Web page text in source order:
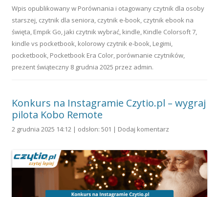
Wpis opublikowany w Porównania i otagowany czytnik dla osoby
starszej, czytnik dla seniora, czytnik e-book, czytnik ebook na
święta, Empik Go, jaki czytnik wybrać, kindle, Kindle Colorsoft 7,
kindle vs pocketbook, kolorowy czytnik e-book, Legimi,
pocketbook, Pocketbook Era Color, porównanie czytników,
prezent świąteczny 8 grudnia 2025 przez admin.
Konkurs na Instagramie Czytio.pl – wygraj
pilota Kobo Remote
2 grudnia 2025 14:12 | odsłon: 501 | Dodaj komentarz